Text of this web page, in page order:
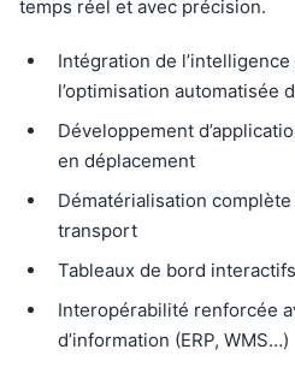
temps réel et avec précision.
Intégration de
l’optimisation automatisée
Développement
en déplacement
Dématérialisation
transport
Tableaux de bord
Interopérabilité renforcée
d’information (ERP, WMS…)